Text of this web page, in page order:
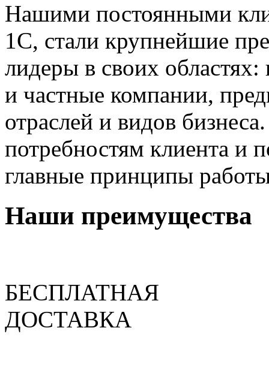
Нашими постоянными
1С, стали крупнейшие
лидеры в своих областях:
и частные компании,
отраслей и видов
потребностям клиента и
главные принципы
Наши преимущества
БЕСПЛАТНАЯ
ДОСТАВКА